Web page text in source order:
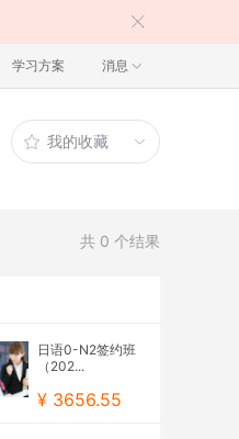
学习方案 消息
我的收藏
共 0 个结果
日语0-N2签约班
（202...
¥ 3656.55